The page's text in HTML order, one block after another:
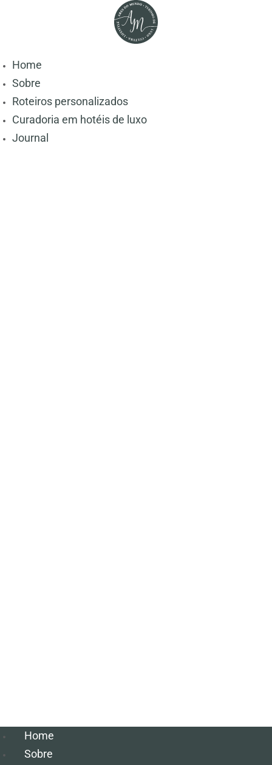
Home
Sobre
Roteiros personalizados
Curadoria em hotéis de luxo
Journal
Home
Sobre